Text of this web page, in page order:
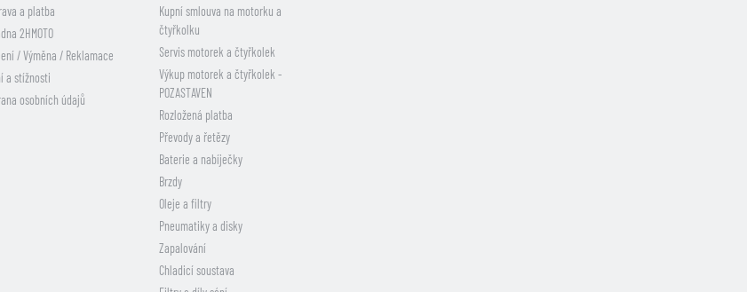
a platba
2HMOTO
/ Výměna / Reklamace
a stížnosti
osobních údajů
Kupní smlouva na motorku a
čtyřkolku
Servis motorek a čtyřkolek
Výkup motorek a čtyřkolek -
POZASTAVEN
Rozložená platba
Převody a řetězy
Baterie a nabíječky
Brzdy
Oleje a filtry
Pneumatiky a disky
Zapalování
Chladicí soustava